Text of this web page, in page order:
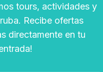
tours, actividades y
Recibe ofertas
directamente en tu